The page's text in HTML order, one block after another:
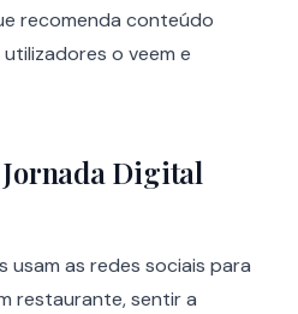
recomenda conteúdo
o veem e
Jornada Digital
usam as redes sociais para
restaurante, sentir a